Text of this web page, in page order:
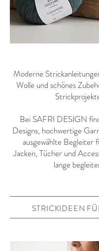
​Moderne
Wolle und schönes
Bei SAFRI DESIGN
Designs, hochwertige
ausgewählte Begleiter
Jacken, Tücher und
lange
STRICKIDEEN